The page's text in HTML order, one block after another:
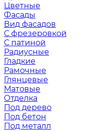
Цветные
Фасады
Вид фасадов
С фрезеровкой
С патиной
Радиусные
Гладкие
Рамочные
Глянцевые
Матовые
Отделка
Под дерево
Под бетон
Под металл